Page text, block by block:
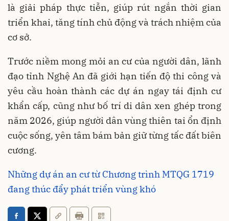
là giải pháp thực tiễn, giúp rút ngắn thời gian
triển khai, tăng tính chủ động và trách nhiệm của
cơ sở.
Trước niềm mong mỏi an cư của người dân, lãnh
đạo tỉnh Nghệ An đã giới hạn tiến độ thi công và
yêu cầu hoàn thành các dự án ngay tái định cư
khẩn cấp, cũng như bố trí di dân xen ghép trong
năm 2026, giúp người dân vùng thiên tai ổn định
cuộc sống, yên tâm bám bản giữ từng tấc đất biên
cương.
Những dự án an cư từ Chương trình MTQG 1719
đang thúc đẩy phát triển vùng khó